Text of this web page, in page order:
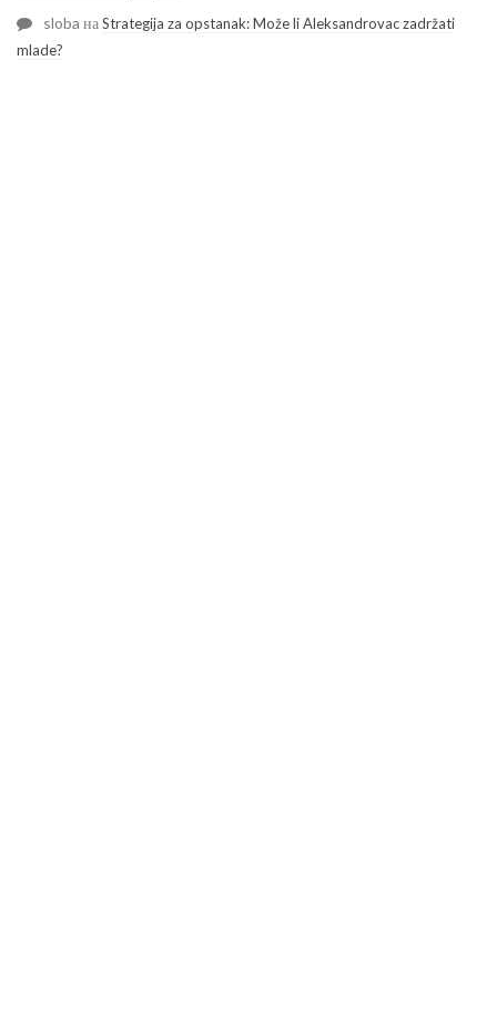
sloba наStrategija za opstanak: Može li Aleksandrovac zadržati
mlade?